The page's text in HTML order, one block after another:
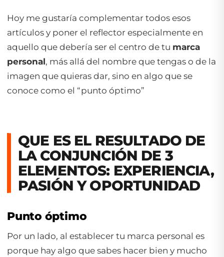
Hoy me gustaría complementar todos esos
artículos y poner el reflector especialmente en
aquello que debería ser el centro de tu marca
personal, más allá del nombre que tengas o de la
imagen que quieras dar, sino en algo que se
conoce como el “punto óptimo”
QUE ES EL RESULTADO DE
LA CONJUNCIÓN DE 3
ELEMENTOS: EXPERIENCIA,
PASIÓN Y OPORTUNIDAD
Punto óptimo
Por un lado, al establecer tu marca personal es
porque hay algo que sabes hacer bien y mucho